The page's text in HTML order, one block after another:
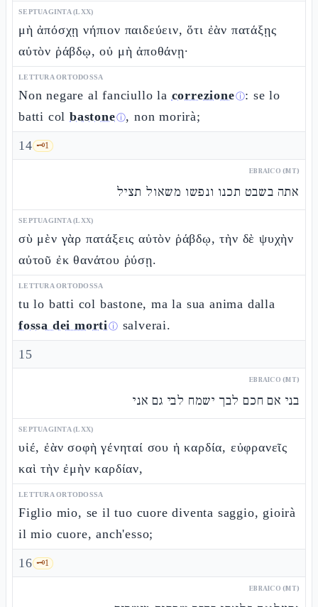
SEPTUAGINTA (LXX)
μὴ ἀπόσχῃ νήπιον παιδεύειν, ὅτι ἐὰν πατάξῃς
αὐτὸν ῥάβδῳ, οὐ μὴ ἀποθάνῃ·
LETTURA ORTODOSSA
Non negare al fanciullo la correzioneⓘ: se lo
batti col bastoneⓘ, non morirà;
14 🗝️1
EBRAICO (MT)
אתה בשבט תכנו ונפשו משאול תציל
SEPTUAGINTA (LXX)
σὺ μὲν γὰρ πατάξεις αὐτὸν ῥάβδῳ, τὴν δὲ ψυχὴν
αὐτοῦ ἐκ θανάτου ῥύσῃ.
LETTURA ORTODOSSA
tu lo batti col bastone, ma la sua anima dalla
fossa dei mortiⓘ salverai.
15
EBRAICO (MT)
בני אם חכם לבך ישמח לבי גם אני
SEPTUAGINTA (LXX)
υἱέ, ἐὰν σοφὴ γένηταί σου ἡ καρδία, εὐφρανεῖς
καὶ τὴν ἐμὴν καρδίαν,
LETTURA ORTODOSSA
Figlio mio, se il tuo cuore diventa saggio, gioirà
il mio cuore, anch'esso;
16 🗝️1
EBRAICO (MT)